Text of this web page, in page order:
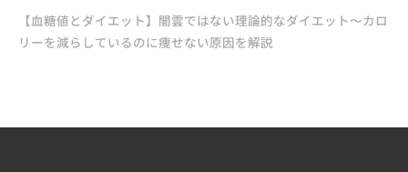
【血糖値とダイエット】闇雲ではない理論的なダイエット〜カロ
リーを減らしているのに痩せない原因を解説